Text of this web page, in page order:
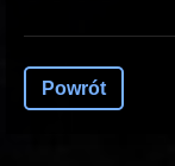
Powrót